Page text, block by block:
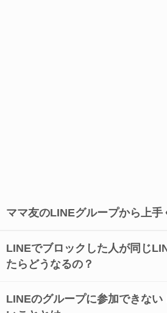
ママ友のLINEグループから上手
LINEでブロックした人が同じ
たらどうなるの？
LINEのグループに参加できない